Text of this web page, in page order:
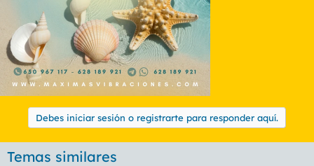
Debes iniciar sesión o registrarte para responder aquí.
Temas similares